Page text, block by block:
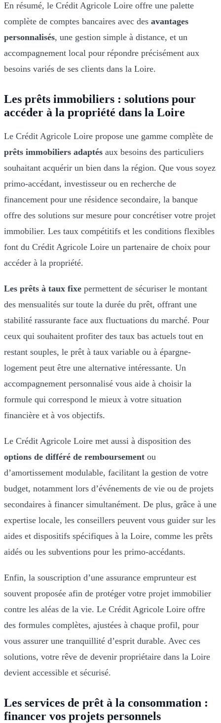
En résumé, le Crédit Agricole Loire offre une palette
complète de comptes bancaires avec des avantages
personnalisés, une gestion simple à distance, et un
accompagnement local pour répondre précisément aux
besoins variés de ses clients dans la Loire.
Les prêts immobiliers : solutions pour
accéder à la propriété dans la Loire
Le Crédit Agricole Loire propose une gamme complète de
prêts immobiliers adaptés aux besoins des particuliers
souhaitant acquérir un bien dans la région. Que vous soyez
primo-accédant, investisseur ou en recherche de
financement pour une résidence secondaire, la banque
offre des solutions sur mesure pour concrétiser votre projet
immobilier. Les taux compétitifs et les conditions flexibles
font du Crédit Agricole Loire un partenaire de choix pour
accéder à la propriété.
Les prêts à taux fixe permettent de sécuriser le montant
des mensualités sur toute la durée du prêt, offrant une
stabilité rassurante face aux fluctuations du marché. Pour
ceux qui souhaitent profiter des taux bas actuels tout en
restant souples, le prêt à taux variable ou à épargne-
logement peut être une alternative intéressante. Un
accompagnement personnalisé vous aide à choisir la
formule qui correspond le mieux à votre situation
financière et à vos objectifs.
Le Crédit Agricole Loire met aussi à disposition des
options de différé de remboursement ou
d’amortissement modulable, facilitant la gestion de votre
budget, notamment lors d’événements de vie ou de projets
secondaires à financer simultanément. De plus, grâce à une
expertise locale, les conseillers peuvent vous guider sur les
aides et dispositifs spécifiques à la Loire, comme les prêts
aidés ou les subventions pour les primo-accédants.
Enfin, la souscription d’une assurance emprunteur est
souvent proposée afin de protéger votre projet immobilier
contre les aléas de la vie. Le Crédit Agricole Loire offre
des formules complètes, ajustées à chaque profil, pour
vous assurer une tranquillité d’esprit durable. Avec ces
solutions, votre rêve de devenir propriétaire dans la Loire
devient accessible et sécurisé.
Les services de prêt à la consommation :
financer vos projets personnels